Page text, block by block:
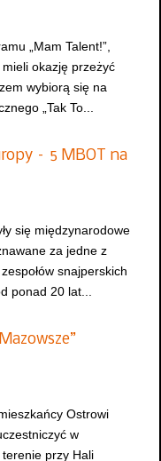
„Mam Talent!”,
okazję przeżyć
wybiorą się na
„Tak To...
– 5 MBOT na
się międzynarodowe
za jedne z
snajperskich
ponad 20 lat...
Ostrowi
w
terenie przy Hali